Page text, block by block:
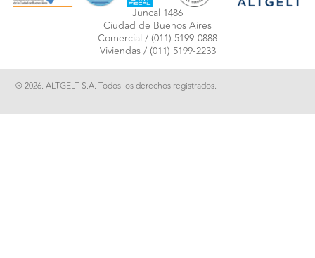
Juncal 1486
Ciudad de Buenos Aires
Comercial /(011) 5199-0888
Viviendas /(011) 5199-2233
® 2026. ALTGELT S.A. Todos los derechos registrados.